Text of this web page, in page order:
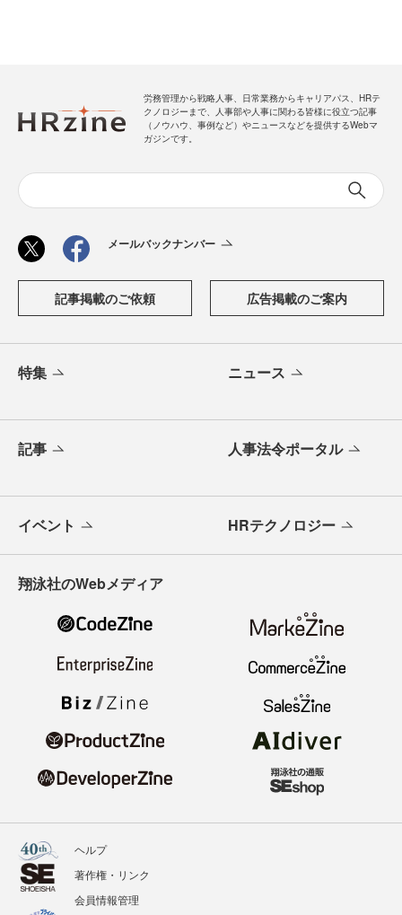
労務管理から戦略人事、日常業務からキャリアパス、HRテ
クノロジーまで、人事部や人事に関わる皆様に役立つ記事
（ノウハウ、事例など）やニュースなどを提供するWebマ
ガジンです。
メールバックナンバー
記事掲載のご依頼 広告掲載のご案内
特集 ニュース
記事 人事法令ポータル
イベント HRテクノロジー
翔泳社のWebメディア
ヘルプ
著作権・リンク
会員情報管理